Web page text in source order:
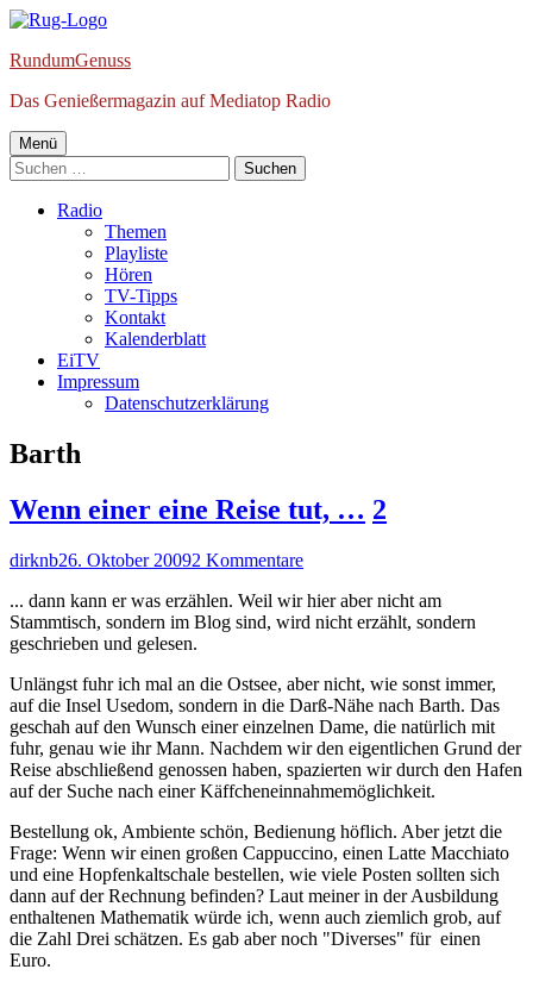
Springe
Inhalt
RundumGenuss
Das Genießermagazin auf Mediatop Radio
Primäres
Menü
Menü
Suchen
nach:
Radio
Themen
Playliste
Hören
TV-Tipps
Kontakt
Kalenderblatt
EiTV
Impressum
Datenschutzerklärung
Schlagwort:
Barth
Wenn einer eine Reise tut, … 2
Autor
dirknbVeröffentlicht
26. Oktober 20092 Kommentarezu
einer
eine
…
... dann kann er was erzählen. Weil wir hier aber nicht am
Stammtisch, sondern im Blog sind, wird nicht erzählt, sondern
geschrieben und gelesen.
Unlängst fuhr ich mal an die Ostsee, aber nicht, wie sonst immer,
auf die Insel Usedom, sondern in die Darß-Nähe nach Barth. Das
geschah auf den Wunsch einer einzelnen Dame, die natürlich mit
fuhr, genau wie ihr Mann. Nachdem wir den eigentlichen Grund der
Reise abschließend genossen haben, spazierten wir durch den Hafen
auf der Suche nach einer Käffcheneinnahmemöglichkeit.
Bestellung ok, Ambiente schön, Bedienung höflich. Aber jetzt die
Frage: Wenn wir einen großen Cappuccino, einen Latte Macchiato
und eine Hopfenkaltschale bestellen, wie viele Posten sollten sich
dann auf der Rechnung befinden? Laut meiner in der Ausbildung
enthaltenen Mathematik würde ich, wenn auch ziemlich grob, auf
die Zahl Drei schätzen. Es gab aber noch "Diverses" für einen
Euro.